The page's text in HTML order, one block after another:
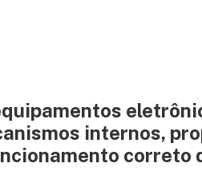
internos,
correto